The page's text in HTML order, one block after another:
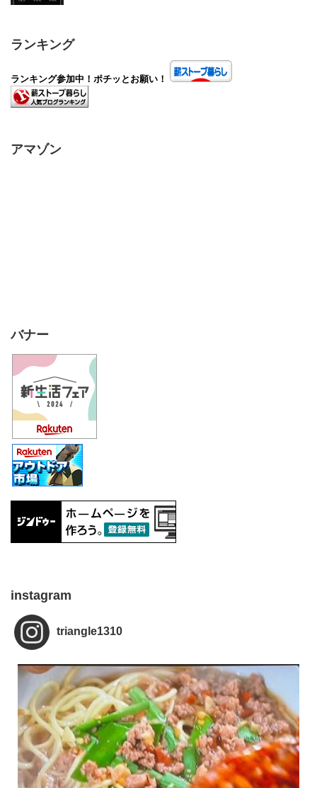
ランキング
ランキング参加中！ポチッとお願い！
アマゾン
バナー
instagram
triangle1310